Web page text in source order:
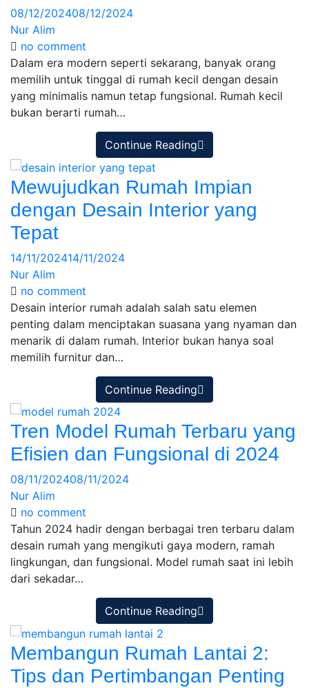
08/12/202408/12/2024
Nur Alim
no comment
Dalam era modern seperti sekarang, banyak orang
memilih untuk tinggal di rumah kecil dengan desain
yang minimalis namun tetap fungsional. Rumah kecil
bukan berarti rumah…
Continue Reading
Mewujudkan Rumah Impian
dengan Desain Interior yang
Tepat
14/11/202414/11/2024
Nur Alim
no comment
Desain interior rumah adalah salah satu elemen
penting dalam menciptakan suasana yang nyaman dan
menarik di dalam rumah. Interior bukan hanya soal
memilih furnitur dan…
Continue Reading
Tren Model Rumah Terbaru yang
Efisien dan Fungsional di 2024
08/11/202408/11/2024
Nur Alim
no comment
Tahun 2024 hadir dengan berbagai tren terbaru dalam
desain rumah yang mengikuti gaya modern, ramah
lingkungan, dan fungsional. Model rumah saat ini lebih
dari sekadar…
Continue Reading
Membangun Rumah Lantai 2:
Tips dan Pertimbangan Penting